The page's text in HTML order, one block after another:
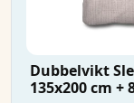
Dubbelvikt
135x200 cm +